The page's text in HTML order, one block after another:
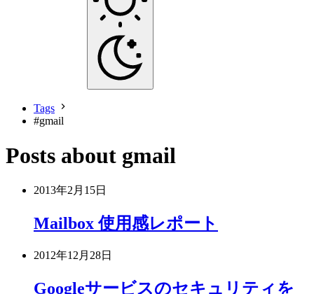
Tags
#gmail
Posts about gmail
2013年2月15日
Mailbox 使用感レポート
2012年12月28日
Googleサービスのセキュリティを